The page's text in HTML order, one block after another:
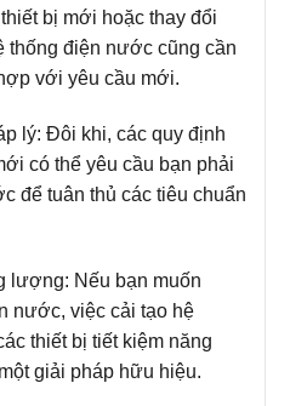
bị mới hoặc thay đổi
thống điện nước cũng cần
với yêu cầu mới.
lý: Đôi khi, các quy định
có thể yêu cầu bạn phải
để tuân thủ các tiêu chuẩn
lượng: Nếu bạn muốn
nước, việc cải tạo hệ
thiết bị tiết kiệm năng
giải pháp hữu hiệu.